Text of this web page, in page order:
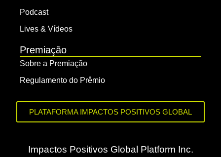
Podcast
Lives & Vídeos
Premiação
Sobre a Premiação
Regulamento do Prêmio
PLATAFORMA IMPACTOS POSITIVOS GLOBAL
Impactos Positivos Global Platform Inc.